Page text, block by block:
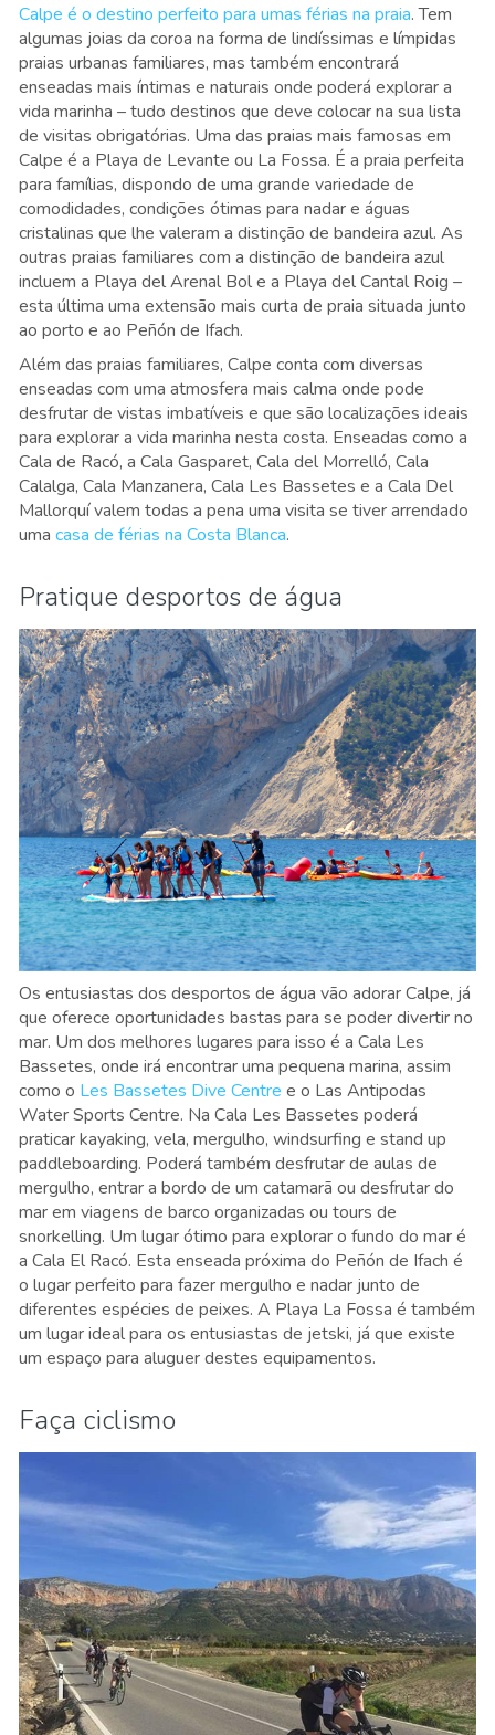
Calpe é o destino perfeito para umas férias na praia. Tem
algumas joias da coroa na forma de lindíssimas e límpidas
praias urbanas familiares, mas também encontrará
enseadas mais íntimas e naturais onde poderá explorar a
vida marinha – tudo destinos que deve colocar na sua lista
de visitas obrigatórias. Uma das praias mais famosas em
Calpe é a Playa de Levante ou La Fossa. É a praia perfeita
para famílias, dispondo de uma grande variedade de
comodidades, condições ótimas para nadar e águas
cristalinas que lhe valeram a distinção de bandeira azul. As
outras praias familiares com a distinção de bandeira azul
incluem a Playa del Arenal Bol e a Playa del Cantal Roig –
esta última uma extensão mais curta de praia situada junto
ao porto e ao Peñón de Ifach.
Além das praias familiares, Calpe conta com diversas
enseadas com uma atmosfera mais calma onde pode
desfrutar de vistas imbatíveis e que são localizações ideais
para explorar a vida marinha nesta costa. Enseadas como a
Cala de Racó, a Cala Gasparet, Cala del Morrelló, Cala
Calalga, Cala Manzanera, Cala Les Bassetes e a Cala Del
Mallorquí valem todas a pena uma visita se tiver arrendado
uma casa de férias na Costa Blanca.
Pratique desportos de água
Os entusiastas dos desportos de água vão adorar Calpe, já
que oferece oportunidades bastas para se poder divertir no
mar. Um dos melhores lugares para isso é a Cala Les
Bassetes, onde irá encontrar uma pequena marina, assim
como o Les Bassetes Dive Centre e o Las Antipodas
Water Sports Centre. Na Cala Les Bassetes poderá
praticar kayaking, vela, mergulho, windsurfing e stand up
paddleboarding. Poderá também desfrutar de aulas de
mergulho, entrar a bordo de um catamarã ou desfrutar do
mar em viagens de barco organizadas ou tours de
snorkelling. Um lugar ótimo para explorar o fundo do mar é
a Cala El Racó. Esta enseada próxima do Peñón de Ifach é
o lugar perfeito para fazer mergulho e nadar junto de
diferentes espécies de peixes. A Playa La Fossa é também
um lugar ideal para os entusiastas de jetski, já que existe
um espaço para aluguer destes equipamentos.
Faça ciclismo